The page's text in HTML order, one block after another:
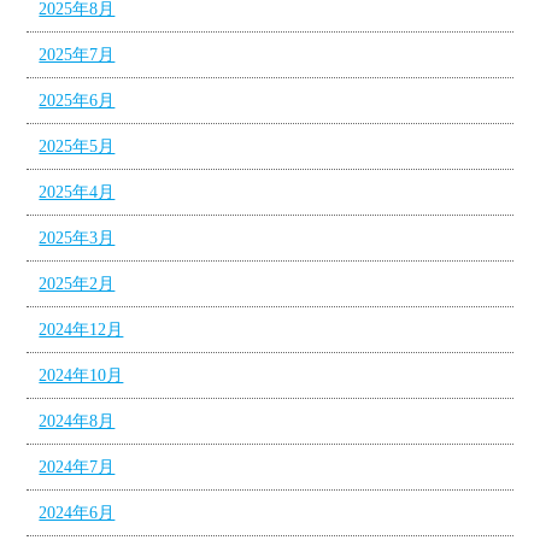
2025年8月
2025年7月
2025年6月
2025年5月
2025年4月
2025年3月
2025年2月
2024年12月
2024年10月
2024年8月
2024年7月
2024年6月